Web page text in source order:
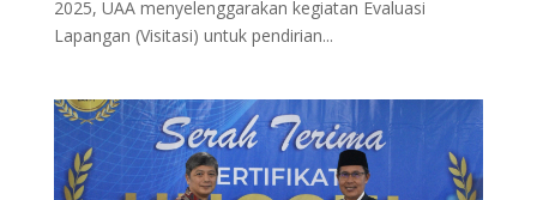
2025, UAA menyelenggarakan kegiatan Evaluasi
Lapangan (Visitasi) untuk pendirian...